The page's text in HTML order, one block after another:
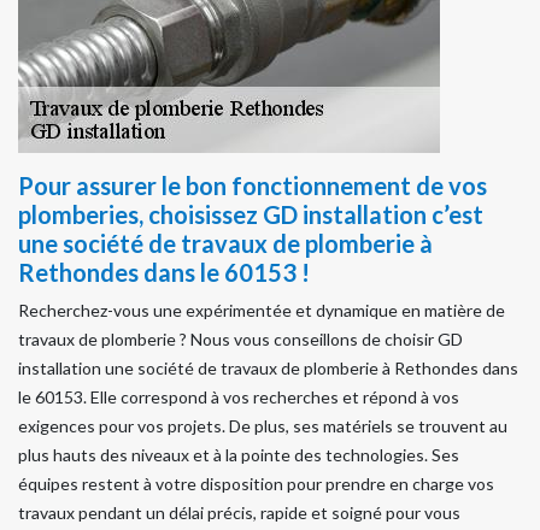
Pour assurer le bon fonctionnement de vos
plomberies, choisissez GD installation c’est
une société de travaux de plomberie à
Rethondes dans le 60153 !
Recherchez-vous une expérimentée et dynamique en matière de
travaux de plomberie ? Nous vous conseillons de choisir GD
installation une société de travaux de plomberie à Rethondes dans
le 60153. Elle correspond à vos recherches et répond à vos
exigences pour vos projets. De plus, ses matériels se trouvent au
plus hauts des niveaux et à la pointe des technologies. Ses
équipes restent à votre disposition pour prendre en charge vos
travaux pendant un délai précis, rapide et soigné pour vous